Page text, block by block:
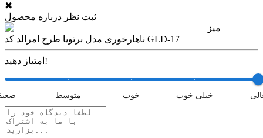
✖
ثبت نظر درباره محصول
میز
ناهارخوری مدل برتویا طرح امرالد کد GLD-17
امتیاز دهید!
متوسط خوب خیلی خوب